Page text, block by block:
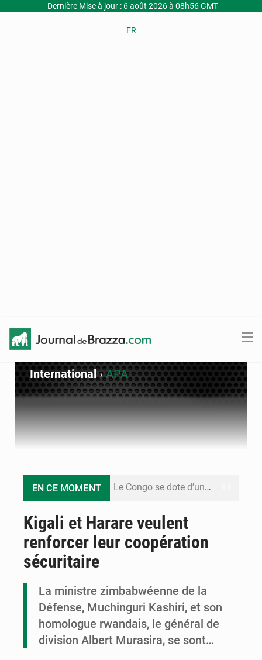
Dernière Mise à jour : 6 août 2026 à 08h56 GMT
FR
International›APA
EN CE MOMENT Le Congo se dote d’un programme national pour valoriser les produits forestiers non ligneux
Cémac : la Commission présente à Denis Sassou N’Guesso sa feuille de route
Compétitions africaines : la CAF ferme la porte à l’AC Léopards et à l’AS Otohô
Kigali et Harare veulent
renforcer leur coopération
sécuritaire
La ministre zimbabwéenne de la
Défense, Muchinguri Kashiri, et son
homologue rwandais, le général de
division Albert Murasira, se sont…